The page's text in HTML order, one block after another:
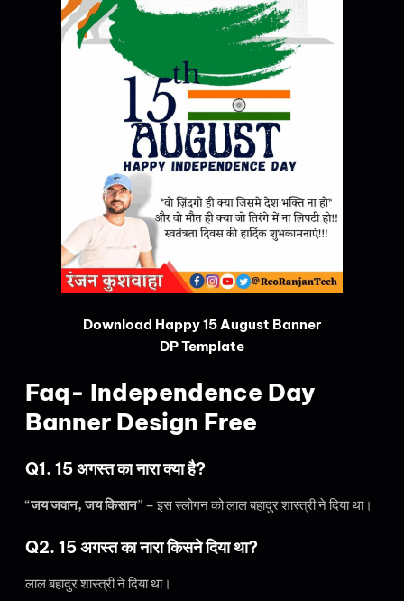
Download Happy 15 August Banner
DP Template
Faq- Independence Day
Banner Design Free
Q1. 15 अगस्त का नारा क्या है?
“जय जवान, जय किसान” – इस स्लोगन को लाल बहादुर शास्‍त्री ने दिया था।
Q2. 15 अगस्त का नारा किसने दिया था?
लाल बहादुर शास्‍त्री ने दिया था।